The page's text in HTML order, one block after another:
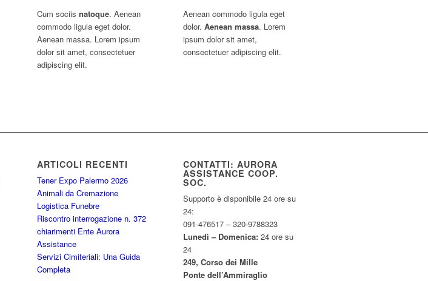
Cum sociisnatoque. Aenean
commodo ligula eget dolor.
Aenean massa. Lorem ipsum
dolor sit amet, consectetuer
adipiscing elit.
Aenean commodo ligula eget
dolor.Aenean massa. Lorem
ipsum dolor sit amet,
consectetuer adipiscing elit.
ARTICOLI RECENTI
Tener Expo Palermo 2026
Animali da Cremazione
Logistica Funebre
Riscontro interrogazione n. 372
chiarimenti Ente Aurora
Assistance
Servizi Cimiteriali: Una Guida
Completa
CONTATTI: AURORA
ASSISTANCE COOP.
SOC.
Supporto è disponibile 24 ore su
24:
091-476517 – 320-9788323
Lunedì – Domenica:24 ore su
24
249, Corso dei Mille
Ponte dell’Ammiraglio